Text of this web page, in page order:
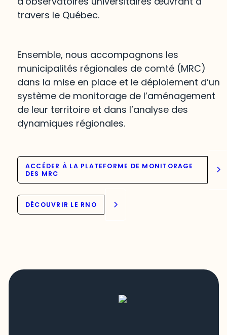
travers le Québec.
Ensemble, nous accompagnons les
municipalités régionales de comté (MRC)
dans la mise en place et le déploiement d’un
système de monitorage de l’aménagement
de leur territoire et dans l’analyse des
dynamiques régionales.
ACCÉDER À LA PLATEFORME DE MONITORAGE
DES MRC
DÉCOUVRIR LE RNO